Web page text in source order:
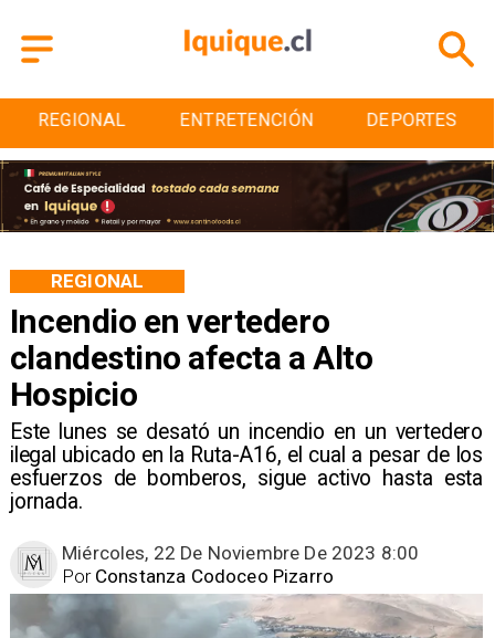
REGIONAL ENTRETENCIÓN DEPORTES
Incendio en vertedero
clandestino afecta a Alto
Hospicio
Este lunes se desató un incendio en un vertedero
ilegal ubicado en la Ruta-A16, el cual a pesar de los
esfuerzos de bomberos, sigue activo hasta esta
jornada.
REGIONAL
Miércoles, 22 De Noviembre De 2023 8:00
Constanza Codoceo Pizarro
Por